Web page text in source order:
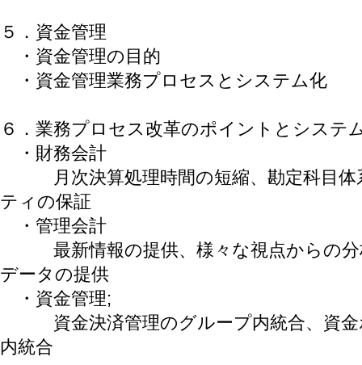
５．資金管理
・資金管理の目的
・資金管理業務プロセスとシステム化
６．業務プロセス改革のポイントとシステ
・財務会計
月次決算処理時間の短縮、勘定科目体
ティの保証
・管理会計
最新情報の提供、様々な視点からの分
データの提供
・資金管理;
資金決済管理のグループ内統合、資金
内統合